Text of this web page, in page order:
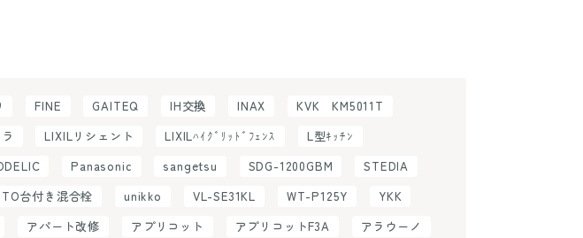
FINE GAITEQ IH交換 INAX
KVK KM5011T
LIXILリシェント LIXILﾊｲｸﾞﾘｯﾄﾞﾌｪﾝｽ
L型ｷｯﾁﾝ
Panasonic sangetsu SDG-1200GBM
STEDIA
台付き混合栓 unikko VL-SE31KL WT-P125Y
YKK
アパート改修 アプリコット アプリコットF3A アラウーノ